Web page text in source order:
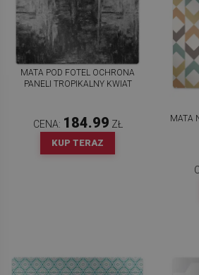
MATA POD FOTEL OCHRONA
PANELI TROPIKALNY KWIAT
CENA: 184.99 ZŁ
KUP TERAZ
MATA